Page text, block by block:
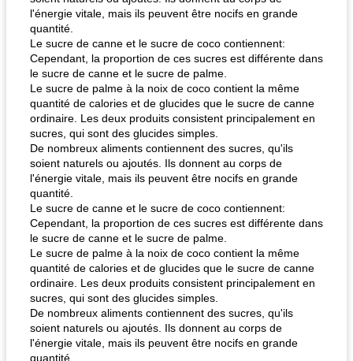
l'énergie vitale, mais ils peuvent être nocifs en grande
quantité.
Le sucre de canne et le sucre de coco contiennent:
Cependant, la proportion de ces sucres est différente dans
le sucre de canne et le sucre de palme.
Le sucre de palme à la noix de coco contient la même
quantité de calories et de glucides que le sucre de canne
ordinaire. Les deux produits consistent principalement en
sucres, qui sont des glucides simples.
De nombreux aliments contiennent des sucres, qu'ils
soient naturels ou ajoutés. Ils donnent au corps de
l'énergie vitale, mais ils peuvent être nocifs en grande
quantité.
Le sucre de canne et le sucre de coco contiennent:
Cependant, la proportion de ces sucres est différente dans
le sucre de canne et le sucre de palme.
Le sucre de palme à la noix de coco contient la même
quantité de calories et de glucides que le sucre de canne
ordinaire. Les deux produits consistent principalement en
sucres, qui sont des glucides simples.
De nombreux aliments contiennent des sucres, qu'ils
soient naturels ou ajoutés. Ils donnent au corps de
l'énergie vitale, mais ils peuvent être nocifs en grande
quantité.